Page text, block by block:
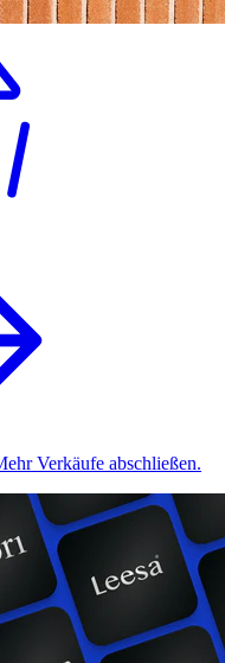
Verkäufe abschließen.